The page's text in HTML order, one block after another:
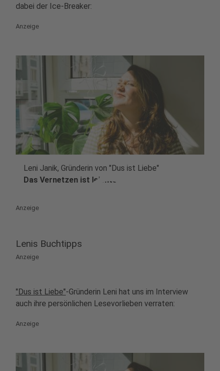
dabei der Ice-Breaker:
Anzeige
play_circle
Leni Janik, Gründerin von "Dus ist Liebe"
Das Vernetzen ist leichter
Anzeige
Lenis Buchtipps
Anzeige
"Dus ist Liebe"-Gründerin Leni hat uns im Interview
auch ihre persönlichen Lesevorlieben verraten:
Anzeige